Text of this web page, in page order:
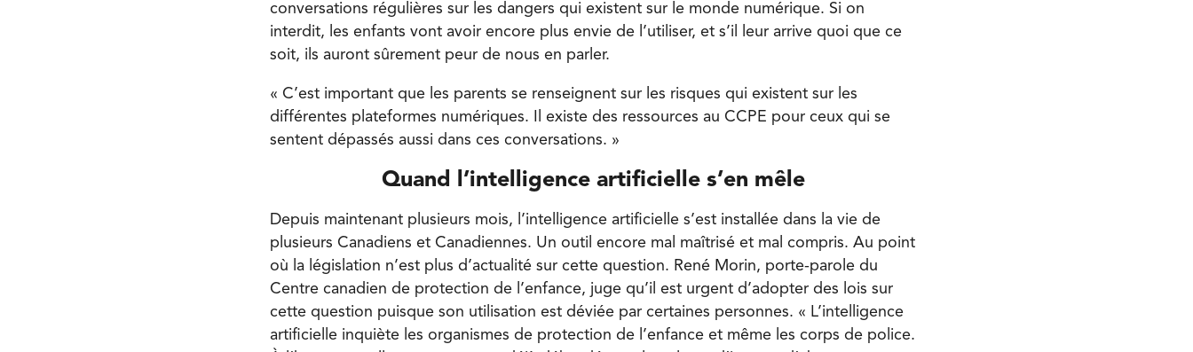
conversations régulières sur les dangers qui existent sur le monde numérique. Si on
interdit, les enfants vont avoir encore plus envie de l’utiliser, et s’il leur arrive quoi que ce
soit, ils auront sûrement peur de nous en parler.
« C’est important que les parents se renseignent sur les risques qui existent sur les
différentes plateformes numériques. Il existe des ressources au CCPE pour ceux qui se
sentent dépassés aussi dans ces conversations. »
Quand l’intelligence artificielle s’en mêle
Depuis maintenant plusieurs mois, l’intelligence artificielle s’est installée dans la vie de
plusieurs Canadiens et Canadiennes. Un outil encore mal maîtrisé et mal compris. Au point
où la législation n’est plus d’actualité sur cette question. René Morin, porte-parole du
Centre canadien de protection de l’enfance, juge qu’il est urgent d’adopter des lois sur
cette question puisque son utilisation est déviée par certaines personnes. « L’intelligence
artificielle inquiète les organismes de protection de l’enfance et même les corps de police.